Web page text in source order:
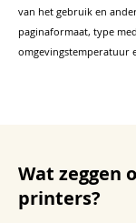
van het gebruik en
paginaformaat, type
omgevingstemperatuur
Wat zeggen
printers?